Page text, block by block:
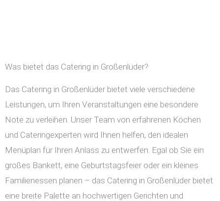
Was bietet das Catering in Großenlüder?
Das Catering in Großenlüder bietet viele verschiedene
Leistungen, um Ihren Veranstaltungen eine besondere
Note zu verleihen. Unser Team von erfahrenen Köchen
und Cateringexperten wird Ihnen helfen, den idealen
Menüplan für Ihren Anlass zu entwerfen. Egal ob Sie ein
großes Bankett, eine Geburtstagsfeier oder ein kleines
Familienessen planen – das Catering in Großenlüder bietet
eine breite Palette an hochwertigen Gerichten und